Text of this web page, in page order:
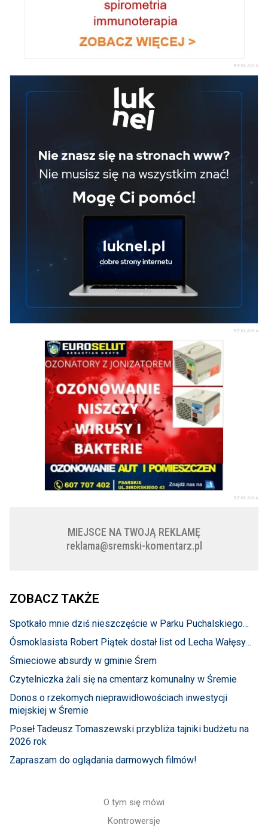
REKLAMA
REKLAMA
REKLAMA
MIEJSCE NA TWOJĄ REKLAMĘ
reklama@sremski-komentarz.pl
ZOBACZ TAKŻE
Spotkało mnie dziś nieszczęście w Parku Puchalskiego…
Ósmoklasista Robert Piątek dostał list od Lecha Wałęsy…
Śmieciowe absurdy w gminie Śrem
Czytelniczka żali się na cmentarz komunalny w Śremie
Donos o rzekomych nieprawidłowościach inwestycji
miejskiej w Śremie
Poseł Tadeusz Tomaszewski przybliża tajniki budżetu na
2026 rok
Zapraszam do oglądania darmowych filmów!
O tym się mówi
Kontrowersje